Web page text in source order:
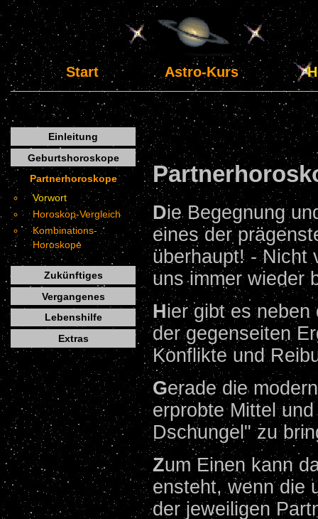
Start Astro-Kurs
Einleitung
Geburtshoroskope
Partnerhoroskope
Vorwort
Horoskop-Vergleich
Kombinations-
Horoskope
Zukünftiges
Vergangenes
Lebenshilfe
Extras
Die Begegnung
eines der
überhaupt! - Nicht
uns immer wieder
Hier gibt es neben
der gegenseiten
Konflikte und
Gerade die
erprobte Mittel
Dschungel" zu
Zum Einen kann
ensteht, wenn die
der jeweiligen